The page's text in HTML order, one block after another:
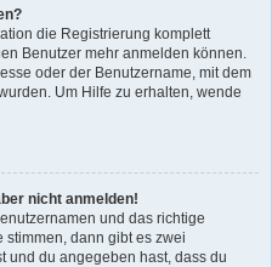
die Registrierung komplett
Benutzer mehr anmelden können.
oder der Benutzername, mit dem
Um Hilfe zu erhalten, wende
nicht anmelden!
und das richtige
stimmen, dann gibt es zwei
und du angegeben hast, dass du